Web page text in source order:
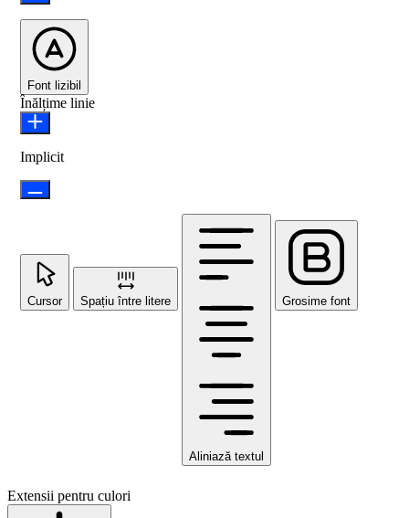
Font lizibil
Înălțime linie
Implicit
Cursor Spațiu între litere
Aliniază textul
Grosime font
Extensii pentru culori